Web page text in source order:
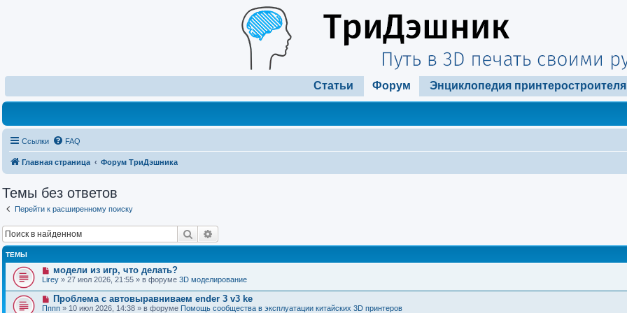
Статьи Форум Энциклопедия принтеростроителя
Ссылки FAQ
Главная страница Форум ТриДэшника
Темы без ответов
Перейти к расширенному поиску
Поиск
ТЕМЫ
Н
о
в
о
е
с
модели из игр, что делать?
Lirey » 27 июл 2026, 21:55 » в форуме 3D моделирование
Н
о
Проблема с автовыравниваем ender 3 v3 ke
Пппп » 10 июл 2026, 14:38 » в форуме Помощь сообщества в эксплуатации китайских 3D принтеров